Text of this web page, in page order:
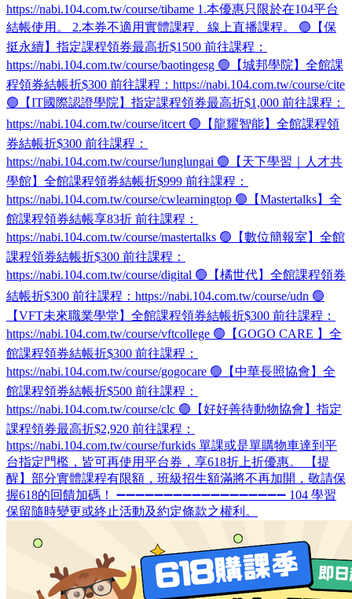
https://nabi.104.com.tw/course/tibame 1.本優惠只限於在104平台
結帳使用。 2.本券不適用實體課程、線上直播課程。 🟢【保
挺永續】指定課程領券最高折$1500 前往課程：
https://nabi.104.com.tw/course/baotingesg 🟢【城邦學院】全館課
程領券結帳折$300 前往課程：https://nabi.104.com.tw/course/cite
🟢【IT國際認證學院】指定課程領券最高折$1,000 前往課程：
https://nabi.104.com.tw/course/itcert 🟢【龍耀智能】全館課程領
券結帳折$300 前往課程：
https://nabi.104.com.tw/course/lunglungai 🟢【天下學習｜人才共
學館】全館課程領券結帳折$999 前往課程：
https://nabi.104.com.tw/course/cwlearningtop 🟢【Mastertalks】全
館課程領券結帳享83折 前往課程：
https://nabi.104.com.tw/course/mastertalks 🟢【數位簡報室】全館
課程領券結帳折$300 前往課程：
https://nabi.104.com.tw/course/digital 🟢【橘世代】全館課程領券
結帳折$300 前往課程：https://nabi.104.com.tw/course/udn 🟢
【VFT未來職業學堂】全館課程領券結帳折$300 前往課程：
https://nabi.104.com.tw/course/vftcollege 🟢【GOGO CARE 】全
館課程領券結帳折$300 前往課程：
https://nabi.104.com.tw/course/gogocare 🟢【中華長照協會】全
館課程領券結帳折$500 前往課程：
https://nabi.104.com.tw/course/clc 🟢【好好善待動物協會】指定
課程領券最高折$2,920 前往課程：
https://nabi.104.com.tw/course/furkids 單課或是單購物車達到平
台指定門檻，皆可再使用平台券，享618折上折優惠。 【提
醒】部分實體課程有限額，班級招生額滿將不再加開，敬請保
握618的回饋加碼！ ➖➖➖➖➖➖➖➖➖➖➖➖➖➖➖➖➖➖ 104 學習
保留隨時變更或終止活動及約定條款之權利。